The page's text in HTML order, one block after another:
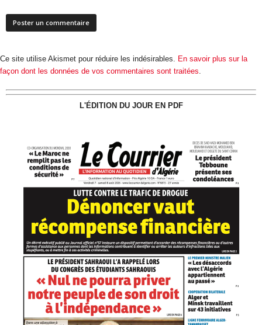
Ce site utilise Akismet pour réduire les indésirables. En savoir plus sur la
façon dont les données de vos commentaires sont traitées
L'ÉDITION DU JOUR EN PDF